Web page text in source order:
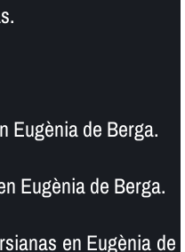
Eugènia de Berga.
Eugènia de Berga.
en Eugènia de